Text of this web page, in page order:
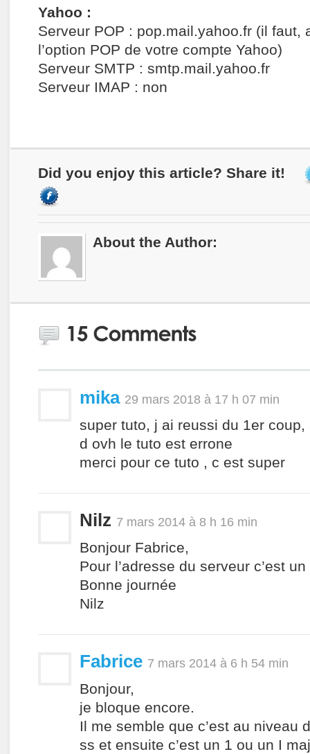
Yahoo :
Serveur POP : pop.mail.yahoo.fr (il faut,
l’option POP de votre compte Yahoo)
Serveur SMTP : smtp.mail.yahoo.fr
Serveur IMAP : non
Did you enjoy this article? Share it!
About the Author:
mika 29 mars 2018 à 17 h 07 min
super tuto, j ai reussi du 1er
d ovh le tuto est errone
merci pour ce tuto , c est super
Nilz 7 mars 2014 à 8 h 16 min
Bonjour Fabrice,
Pour l’adresse du serveur c’est
Bonne journée
Nilz
Fabrice 7 mars 2014 à 6 h 54 min
Bonjour,
je bloque encore.
Il me semble que c’est au niveau
ss et ensuite c’est un 1 ou un I